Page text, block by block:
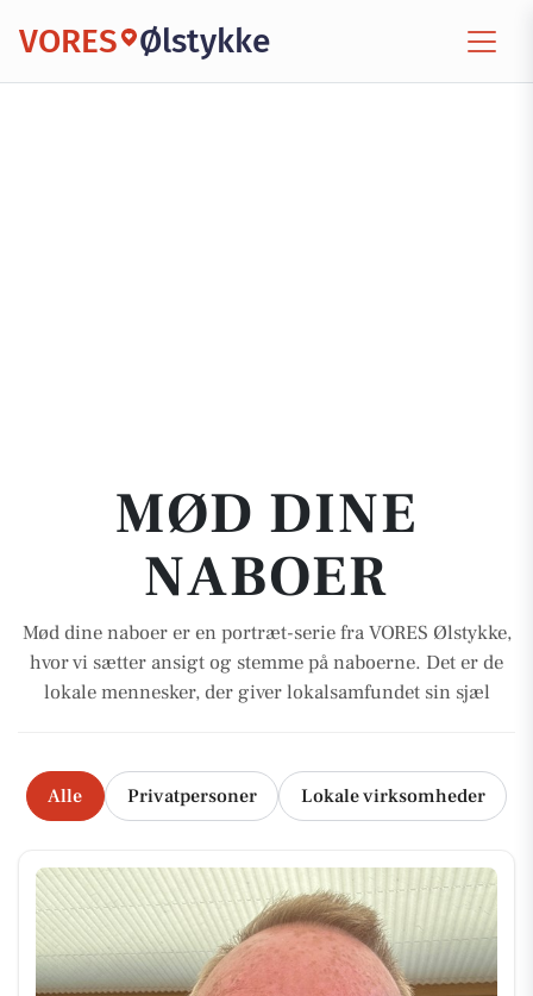
VORES Ølstykke
MØD DINE
NABOER
Mød dine naboer er en portræt-serie fra VORES Ølstykke,
hvor vi sætter ansigt og stemme på naboerne. Det er de
lokale mennesker, der giver lokalsamfundet sin sjæl
Alle Privatpersoner Lokale virksomheder